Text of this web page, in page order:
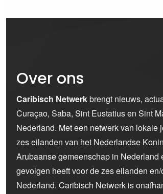
Over ons
Caribisch Netwerkbrengt nieuws,
Curaçao, Saba, Sint Eustatius en Sint
Nederland. Met een netwerk van
zes eilanden van het Nederlandse
Arubaanse gemeenschap in
gevolgen heeft voor de zes eilanden
Nederland. Caribisch Netwerk is